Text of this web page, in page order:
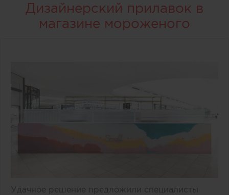
Дизайнерский прилавок в
магазине мороженого
Удачное решение предложили специалисты